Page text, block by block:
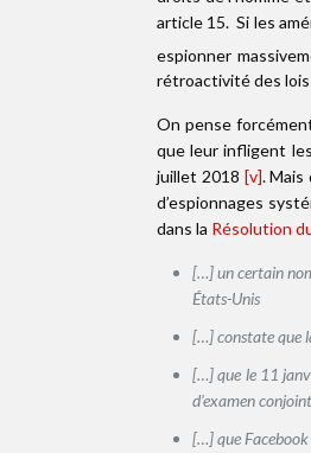
article 15. Si les
espionner
rétroactivité des lois
On pense
que leur infligent
juillet 2018 [v].
d’espionnages
dans la Résolution
[…] un certain
États-Unis
[…] constate que
[…] que le 11
d’examen
[…] que Facebook